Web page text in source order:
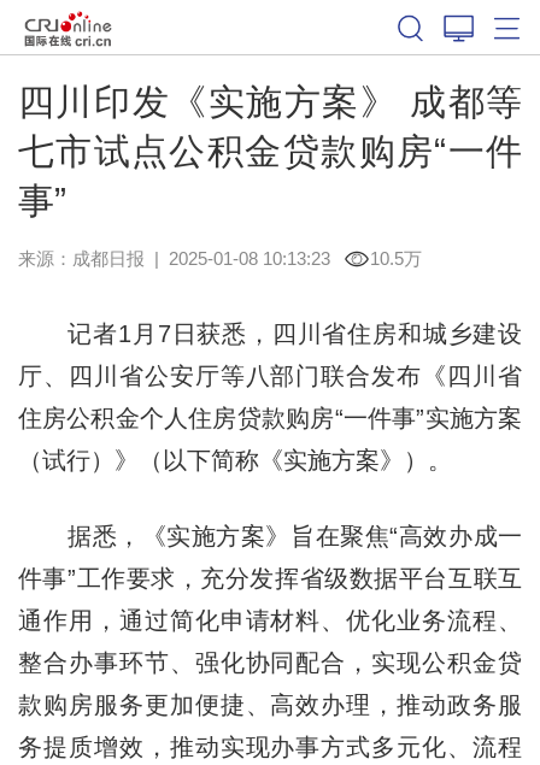
四川印发《实施方案》 成都等
七市试点公积金贷款购房“一件
事”
来源： 成都日报 | 2025-01-08 10:13:23 10.5万
记者1月7日获悉，四川省住房和城乡建设
厅、四川省公安厅等八部门联合发布《四川省
住房公积金个人住房贷款购房“一件事”实施方案
（试行）》（以下简称《实施方案》）。
据悉，《实施方案》旨在聚焦“高效办成一
件事”工作要求，充分发挥省级数据平台互联互
通作用，通过简化申请材料、优化业务流程、
整合办事环节、强化协同配合，实现公积金贷
款购房服务更加便捷、高效办理，推动政务服
务提质增效，推动实现办事方式多元化、流程